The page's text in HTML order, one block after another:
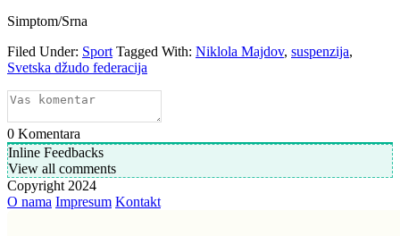
Simptom/Srna
Filed Under: Sport Tagged With: Niklola Majdov, suspenzija,
Svetska džudo federacija
0 Komentara
Inline Feedbacks
View all comments
Copyright 2024
O nama Impresum Kontakt